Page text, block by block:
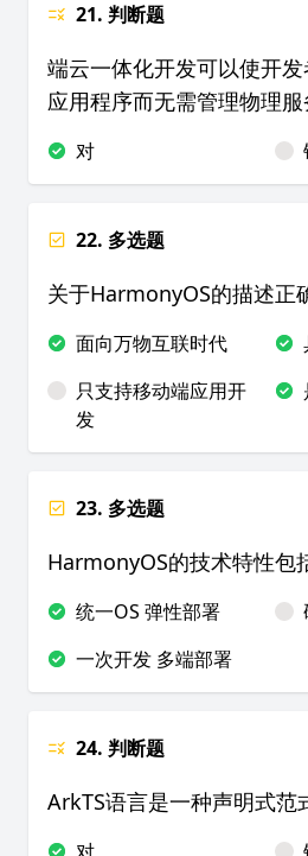
21. 判断题
端云一体化开发可以使开
应用程序而无需管理物理服
对
22. 多选题
关于HarmonyOS的描述正
面向万物互联时代
只支持移动端应用开
发
23. 多选题
HarmonyOS的技术特性包
统一OS 弹性部署
一次开发 多端部署
24. 判断题
ArkTS语言是一种声明式范